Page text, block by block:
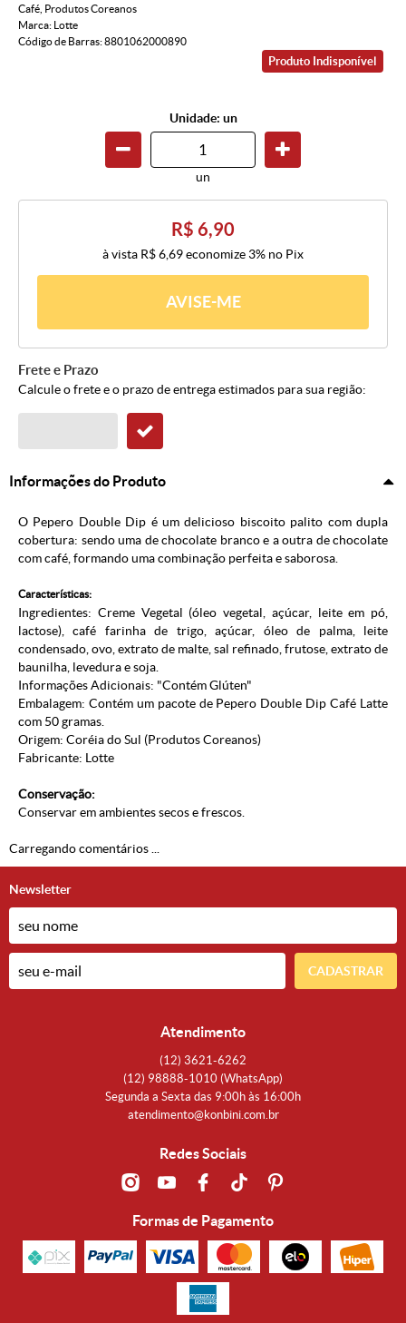
Café Produtos Coreanos
Marca:
Lotte
Código de Barras:8801062000890
Produto Indisponível
Unidade: un
un
R$ 6,90
à vista R$ 6,69economize 3% no Pix
AVISE-ME
Frete e Prazo
Calcule o frete e o prazo de entrega estimados para sua região:
Informações do Produto
O Pepero Double Dip é um delicioso biscoito palito com dupla
cobertura: sendo uma de chocolate branco e a outra de chocolate
com café, formando uma combinação perfeita e saborosa.
Características:
Ingredientes: Creme Vegetal (óleo vegetal, açúcar, leite em pó,
lactose), café farinha de trigo, açúcar, óleo de palma, leite
condensado, ovo, extrato de malte, sal refinado, frutose, extrato de
baunilha, levedura e soja.
Informações Adicionais: "Contém Glúten"
Embalagem: Contém um pacote de Pepero Double Dip Café Latte
com 50 gramas.
Origem: Coréia do Sul (Produtos Coreanos)
Fabricante: Lotte
Conservação:
Conservar em ambientes secos e frescos.
Carregando comentários ...
Newsletter
CADASTRAR
Atendimento
(12) 3621-6262
(12) 98888-1010 (WhatsApp)
Segunda a Sexta das 9:00h às 16:00h
atendimento@konbini.com.br
Redes Sociais
Formas de Pagamento